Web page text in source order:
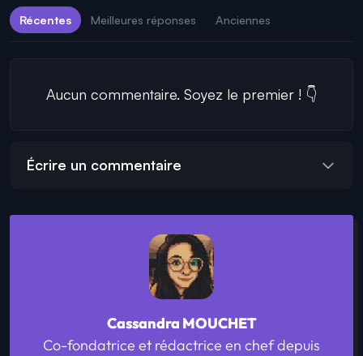
Récentes Meilleures réponses Anciennes
Aucun commentaire. Soyez le premier ! 👇
Écrire un commentaire
Cassandra MOUCHET
Co-fondatrice et rédactrice en chef depuis